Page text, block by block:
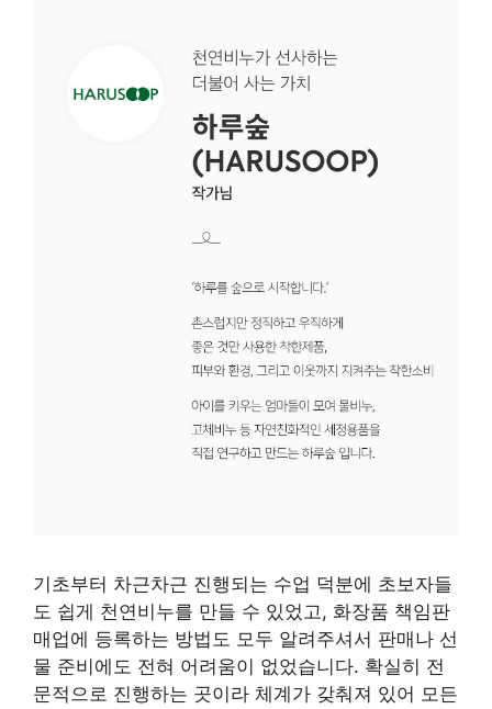
기초부터 차근차근 진행되는 수업 덕분에 초보자들
도 쉽게 천연비누를 만들 수 있었고, 화장품 책임판
매업에 등록하는 방법도 모두 알려주셔서 판매나 선
물 준비에도 전혀 어려움이 없었습니다. 확실히 전
문적으로 진행하는 곳이라 체계가 갖춰져 있어 모든